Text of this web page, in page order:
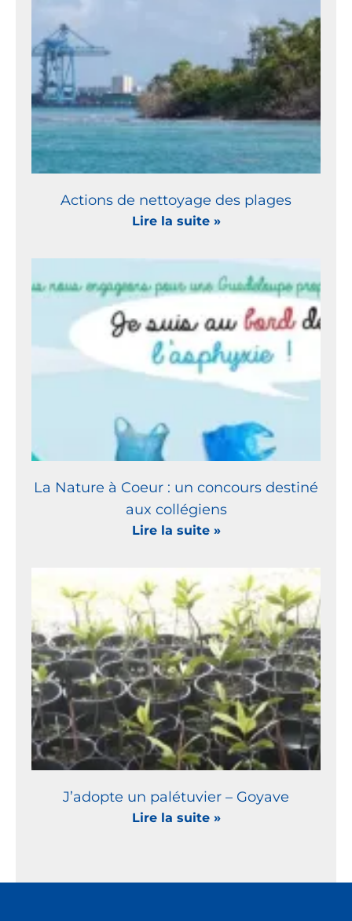
Actions de nettoyage des plages
Lire la suite »
La Nature à Coeur : un concours destiné
aux collégiens
Lire la suite »
J’adopte un palétuvier – Goyave
Lire la suite »